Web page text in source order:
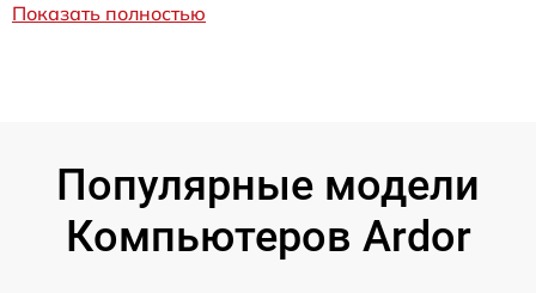
Показать полностью
Популярные модели
Компьютеров Ardor